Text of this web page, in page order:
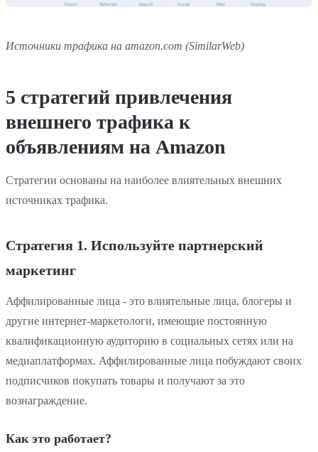
Источники трафика на amazon.com (SimilarWeb)
5 стратегий привлечения
внешнего трафика к
объявлениям на Amazon
Стратегии основаны на наиболее влиятельных внешних
источниках трафика.
Стратегия 1. Используйте партнерский
маркетинг
Аффилированные лица - это влиятельные лица, блогеры и
другие интернет-маркетологи, имеющие постоянную
квалификационную аудиторию в социальных сетях или на
медиаплатформах. Аффилированные лица побуждают своих
подписчиков покупать товары и получают за это
вознаграждение.
Как это работает?